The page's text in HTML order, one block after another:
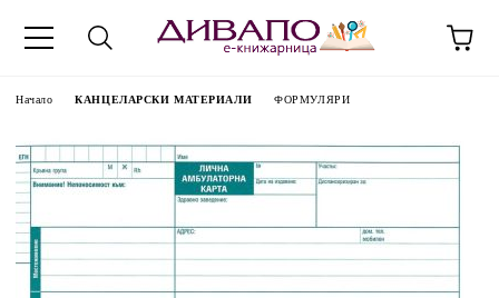
Начало КАНЦЕЛАРСКИ МАТЕРИАЛИ ФОРМУЛЯРИ